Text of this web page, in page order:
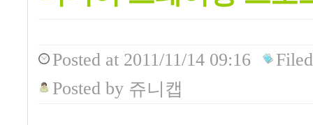
Posted at 2011/11/14 09:16 Filed
Posted by 쥬니캡